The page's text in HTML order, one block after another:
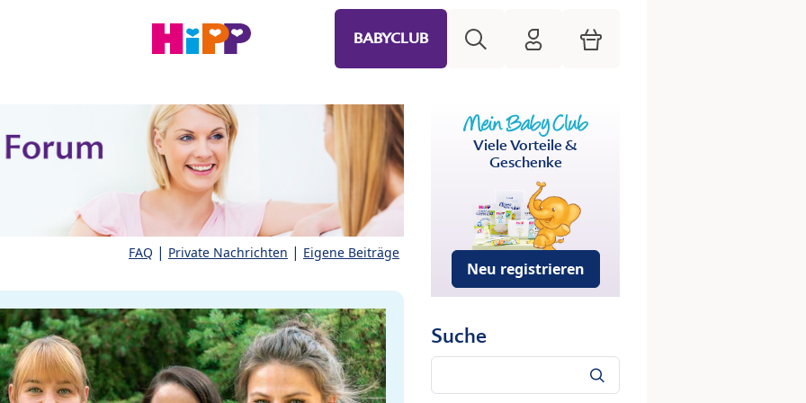
BABYCLUB HiPP Mein Babyclub
Warenkorb
FAQ | Private Nachrichten | Eigene Beiträge
Viele Vorteile &
Geschenke
Neu registrieren
Suche